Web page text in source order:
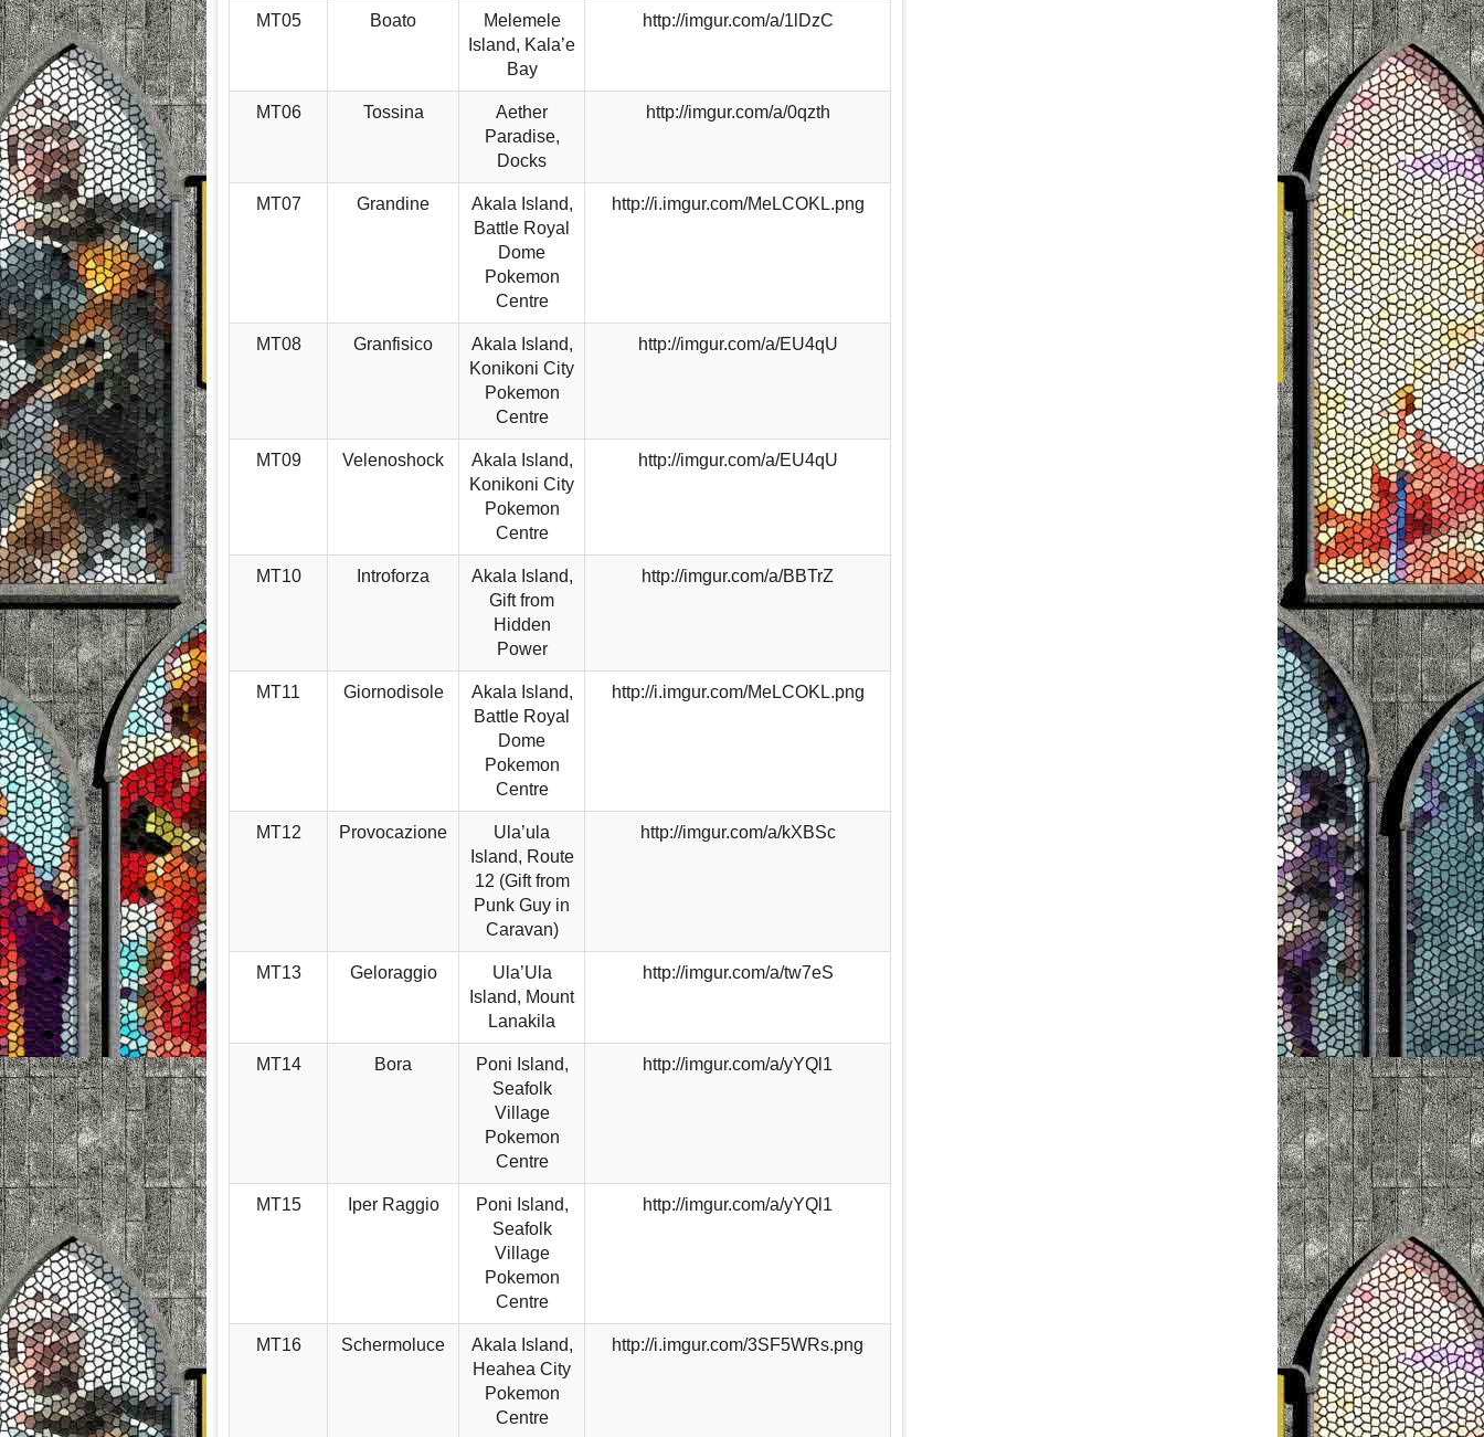
MT05 Boato
Melemele
Island, Kala’e
Bay
http://imgur.com/a/1lDzC
MT06 Tossina
Aether
Paradise,
Docks
http://imgur.com/a/0qzth
MT07 Grandine
Akala Island,
Battle Royal
Dome
Pokemon
Centre
http://i.imgur.com/MeLCOKL.png
MT08 Granfisico
Akala Island,
Konikoni City
Pokemon
Centre
http://imgur.com/a/EU4qU
MT09 Velenoshock
Akala Island,
Konikoni City
Pokemon
Centre
http://imgur.com/a/EU4qU
MT10 Introforza
Akala Island,
Gift from
Hidden
Power
http://imgur.com/a/BBTrZ
MT11 Giornodisole
Akala Island,
Battle Royal
Dome
Pokemon
Centre
http://i.imgur.com/MeLCOKL.png
MT12 Provocazione
Ula’ula
Island, Route
12 (Gift from
Punk Guy in
Caravan)
http://imgur.com/a/kXBSc
MT13 Geloraggio
Ula’Ula
Island, Mount
Lanakila
http://imgur.com/a/tw7eS
MT14 Bora
Poni Island,
Seafolk
Village
Pokemon
Centre
http://imgur.com/a/yYQl1
MT15 Iper Raggio
Poni Island,
Seafolk
Village
Pokemon
Centre
http://imgur.com/a/yYQl1
MT16 Schermoluce
Akala Island,
Heahea City
Pokemon
Centre
http://i.imgur.com/3SF5WRs.png